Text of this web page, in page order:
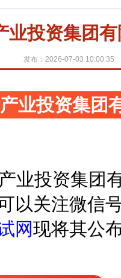
业投资集团
发布：2026-07-03 10:00:35
业投资集团
业投资集团
以关注微信
网现将其公